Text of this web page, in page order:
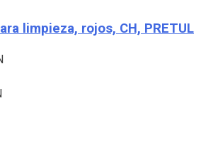
limpieza, rojos, CH, PRETUL